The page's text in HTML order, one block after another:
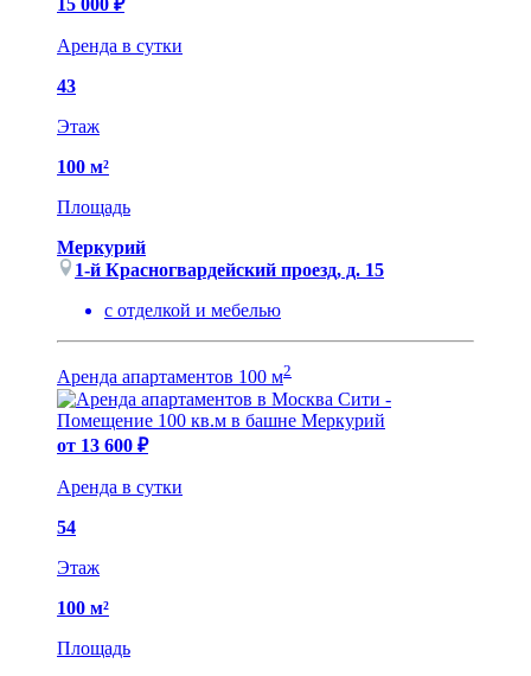
15 000 ₽
Аренда в сутки
43
Этаж
100 м²
Площадь
Меркурий
1-й Красногвардейский проезд, д. 15
с отделкой и мебелью
Аренда апартаментов 100 м2
от 13 600 ₽
Аренда в сутки
54
Этаж
100 м²
Площадь